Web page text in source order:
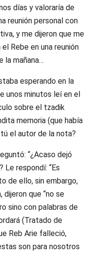
días y valoraría de
reunión personal con
y me dijeron que me
Rebe en una reunión
la mañana…
esperando en la
unos minutos leí en el
sobre el tzadik
memoria (que había
el autor de la nota?
“¿Acaso dejó
Le respondí: “Es
de ello, sin embargo,
que “no se
sino con palabras de
(Tratado de
Reb Arie falleció,
son para nosotros